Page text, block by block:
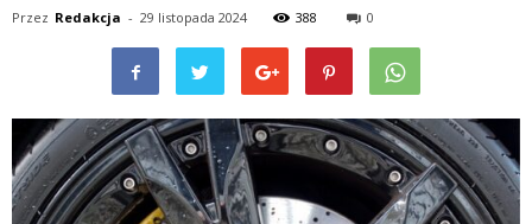
Przez Redakcja - 29 listopada 2024 388 0